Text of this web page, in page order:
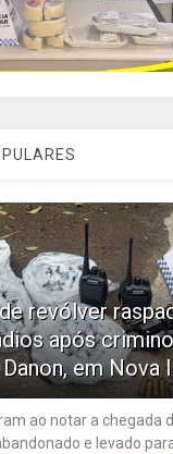
revólver
após
em Nova
ao notar a chegada
e levado